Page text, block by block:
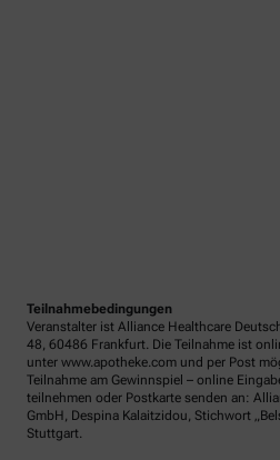
Teilnahmebedingungen
Veranstalter ist Alliance Healthcare
48, 60486 Frankfurt. Die Teilnahme ist
unter www.apotheke.com und per Post
Teilnahme am Gewinnspiel – online
teilnehmen oder Postkarte senden an:
GmbH, Despina Kalaitzidou, Stichwort
Stuttgart.